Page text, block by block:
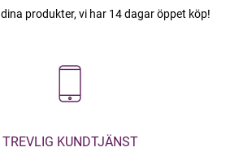
produkter, vi har 14 dagar öppet köp!
TREVLIG KUNDTJÄNST